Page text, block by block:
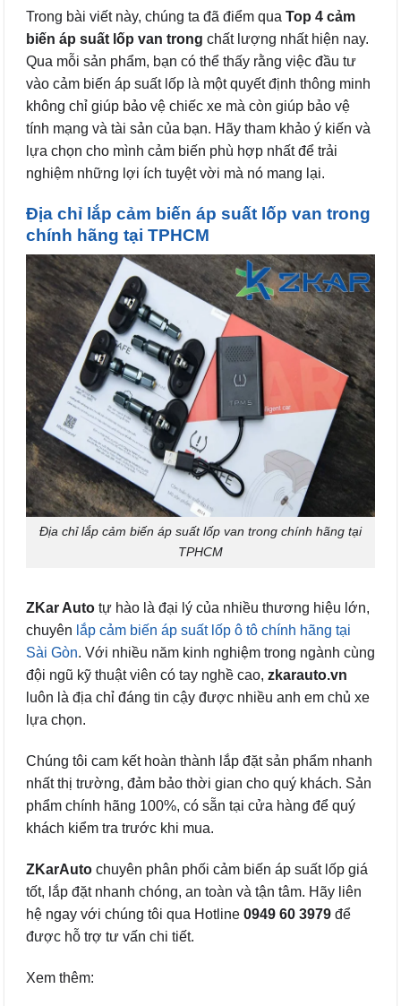
Trong bài viết này, chúng ta đã điểm qua Top 4 cảm
biến áp suất lốp van trong chất lượng nhất hiện nay.
Qua mỗi sản phẩm, bạn có thể thấy rằng việc đầu tư
vào cảm biến áp suất lốp là một quyết định thông minh
không chỉ giúp bảo vệ chiếc xe mà còn giúp bảo vệ
tính mạng và tài sản của bạn. Hãy tham khảo ý kiến và
lựa chọn cho mình cảm biến phù hợp nhất để trải
nghiệm những lợi ích tuyệt vời mà nó mang lại.
Địa chỉ lắp cảm biến áp suất lốp van trong
chính hãng tại TPHCM
Địa chỉ lắp cảm biến áp suất lốp van trong chính hãng tại
TPHCM
ZKar Auto tự hào là đại lý của nhiều thương hiệu lớn,
chuyên lắp cảm biến áp suất lốp ô tô chính hãng tại
Sài Gòn. Với nhiều năm kinh nghiệm trong ngành cùng
đội ngũ kỹ thuật viên có tay nghề cao, zkarauto.vn
luôn là địa chỉ đáng tin cậy được nhiều anh em chủ xe
lựa chọn.
Chúng tôi cam kết hoàn thành lắp đặt sản phẩm nhanh
nhất thị trường, đảm bảo thời gian cho quý khách. Sản
phẩm chính hãng 100%, có sẵn tại cửa hàng để quý
khách kiểm tra trước khi mua.
ZKarAuto chuyên phân phối cảm biến áp suất lốp giá
tốt, lắp đặt nhanh chóng, an toàn và tận tâm. Hãy liên
hệ ngay với chúng tôi qua Hotline 0949 60 3979 để
được hỗ trợ tư vấn chi tiết.
Xem thêm: